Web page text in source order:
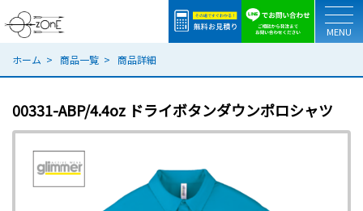
ホーム 商品一覧 商品詳細
00331-ABP/4.4oz ドライボタンダウンポロシャツ